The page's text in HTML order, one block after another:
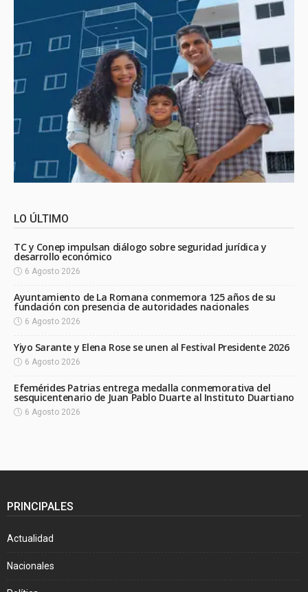
LO ÚLTIMO
TC y Conep impulsan diálogo sobre seguridad jurídica y
desarrollo económico
6 Agosto 2026
Ayuntamiento de La Romana conmemora 125 años de su
fundación con presencia de autoridades nacionales
6 Agosto 2026
Yiyo Sarante y Elena Rose se unen al Festival Presidente 2026
6 Agosto 2026
Efemérides Patrias entrega medalla conmemorativa del
sesquicentenario de Juan Pablo Duarte al Instituto Duartiano
6 Agosto 2026
PRINCIPALES
Actualidad
Nacionales